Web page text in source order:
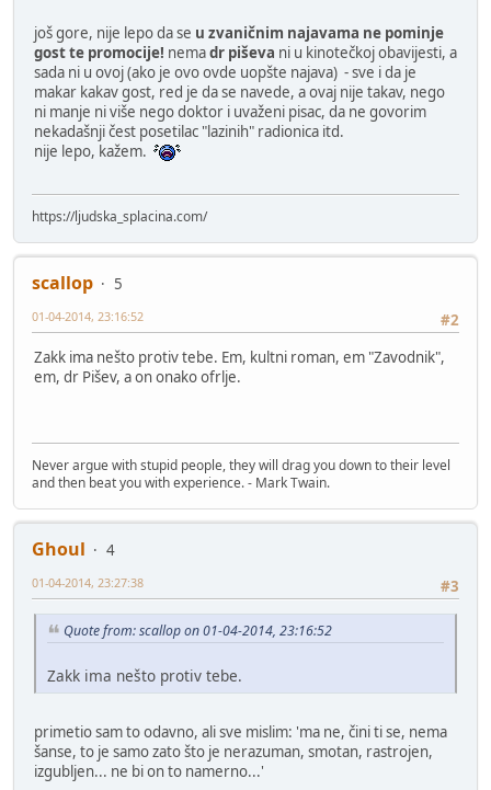
još gore, nije lepo da se u zvaničnim najavama ne pominje
gost te promocije! nemadr piševa ni u kinotečkoj obavijesti, a
sada ni u ovoj (ako je ovo ovde uopšte najava) - sve i da je
makar kakav gost, red je da se navede, a ovaj nije takav, nego
ni manje ni više nego doktor i uvaženi pisac, da ne govorim
nekadašnji čest posetilac "lazinih" radionica itd.
nije lepo, kažem.
https://ljudska_splacina.com/
scallop
5
#2
01-04-2014, 23:16:52
Zakk ima nešto protiv tebe. Em, kultni roman, em "Zavodnik",
em, dr Pišev, a on onako ofrlje.
Never argue with stupid people, they will drag you down to their level
and then beat you with experience. - Mark Twain.
Ghoul
4
#3
01-04-2014, 23:27:38
Quote from: scallop on 01-04-2014, 23:16:52
Zakk ima nešto protiv tebe.
primetio sam to odavno, ali sve mislim: 'ma ne, čini ti se, nema
šanse, to je samo zato što je nerazuman, smotan, rastrojen,
izgubljen... ne bi on to namerno...'